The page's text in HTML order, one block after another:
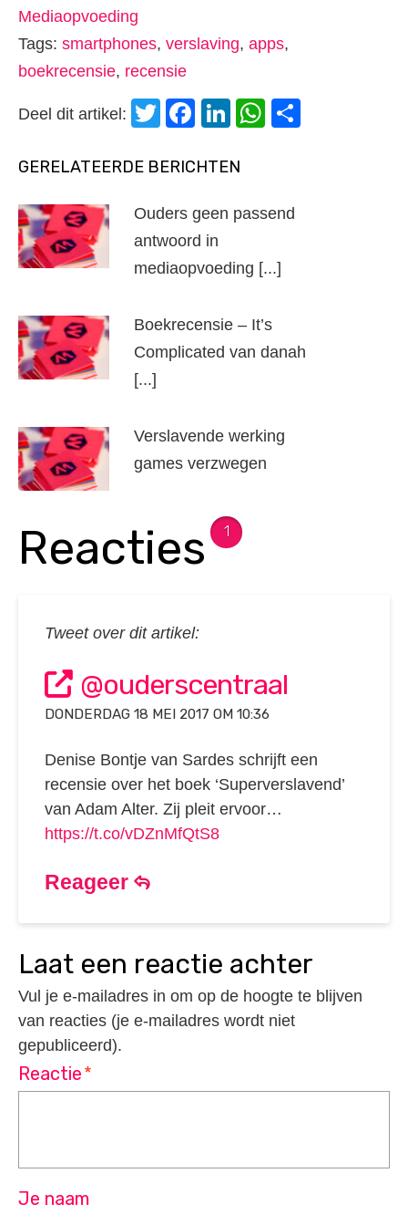
Mediaopvoeding
Tags: smartphones, verslaving, apps,
boekrecensie, recensie
Deel dit artikel: Twitter
Facebook
LinkedIn
WhatsApp
GERELATEERDE BERICHTEN
Ouders geen passend
antwoord in
mediaopvoeding [...]
Boekrecensie – It’s
Complicated van danah
[...]
Verslavende werking
games verzwegen
Reacties 1
Tweet over dit artikel:
@ouderscentraal
DONDERDAG 18 MEI 2017 OM 10:36
Denise Bontje van Sardes schrijft een
recensie over het boek ‘Superverslavend’
van Adam Alter. Zij pleit ervoor…
https://t.co/vDZnMfQtS8
Reageer
laat een reactie achter
Vul je e-mailadres in om op de hoogte te blijven
van reacties (je e-mailadres wordt niet
gepubliceerd).
Reactie*
Je naam